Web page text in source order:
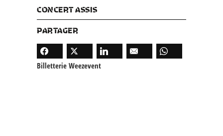
CONCERT ASSIS
PARTAGER
Billetterie Weezevent